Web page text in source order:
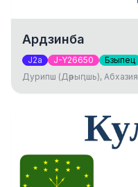
Ардзинба
J2a J-Y26650 Бзыпец
Дурипш (Дәрыԥшь), Абхазия